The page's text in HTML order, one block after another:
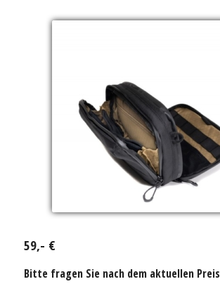
59,- €
Bitte fragen Sie nach dem aktuellen Preis